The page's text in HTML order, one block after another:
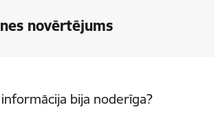
novērtējums
bija noderīga?